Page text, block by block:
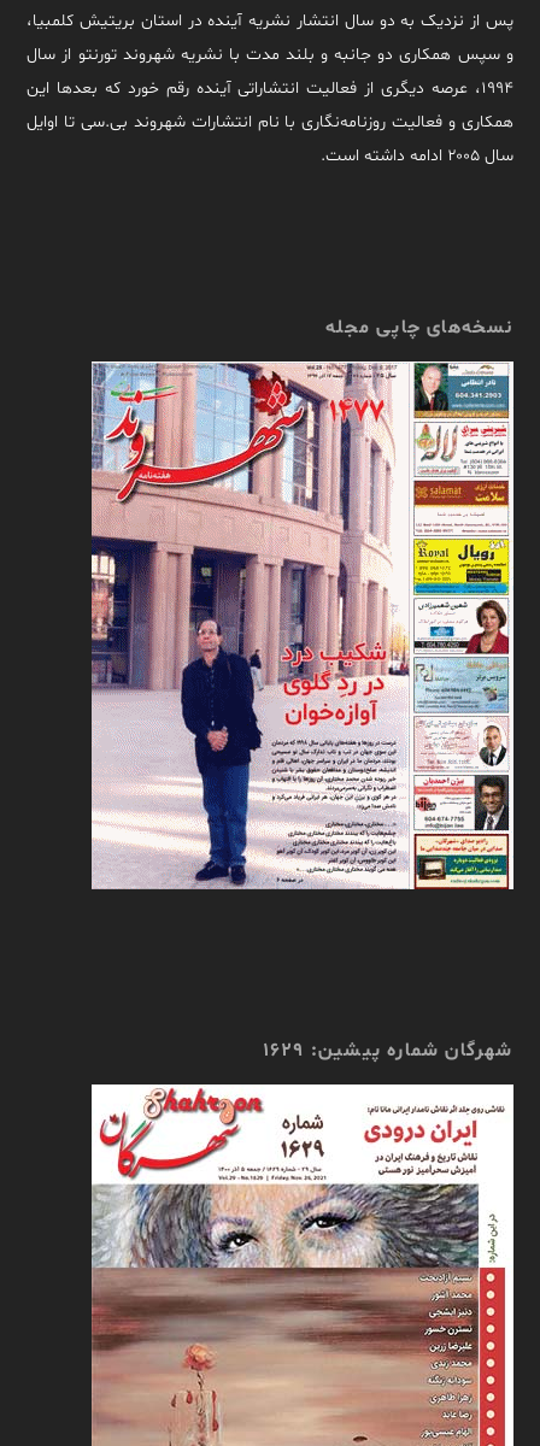
پس از نزدیک به دو سال انتشار نشریه آینده در استان بریتیش کلمبیا،
و سپس همکاری دو جانبه و بلند مدت با نشریه شهروند تورنتو از سال
۱۹۹۴، عرصه دیگری از فعالیت انتشاراتی آینده رقم خورد که بعدها این
همکاری و فعالیت روزنامه‌نگاری با نام انتشارات شهروند بی.سی تا اوایل
سال ۲۰۰۵ ادامه داشته است.
نسخه‌های چاپی مجله
شهرگان شماره پیشین: 1629